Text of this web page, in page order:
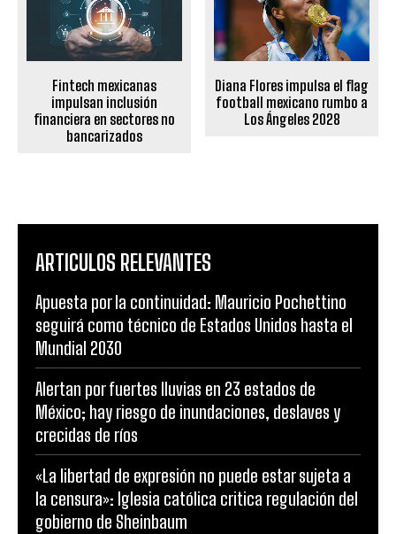
Fintech mexicanas
impulsan inclusión
financiera en sectores no
bancarizados
Diana Flores impulsa el flag
football mexicano rumbo a
Los Ángeles 2028
ARTICULOS RELEVANTES
Apuesta por la continuidad: Mauricio Pochettino
seguirá como técnico de Estados Unidos hasta el
Mundial 2030
Alertan por fuertes lluvias en 23 estados de
México; hay riesgo de inundaciones, deslaves y
crecidas de ríos
«La libertad de expresión no puede estar sujeta a
la censura»: Iglesia católica critica regulación del
gobierno de Sheinbaum